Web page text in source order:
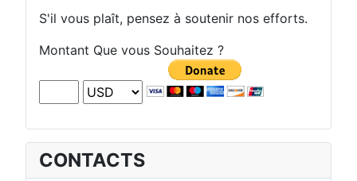
S'il vous plaît, pensez à soutenir nos efforts.
Montant Que vous Souhaitez ?
CONTACTS